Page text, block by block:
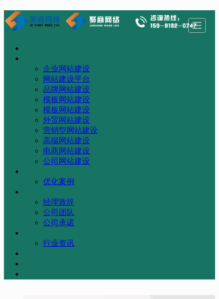
首页
公司相册 留言反馈
企业网站建设
网站建设平台
品牌网站建设
模板网站建设
模板网站建设
外贸网站建设
营销型网站建设
高端网站建设
电商网站建设
公司网站建设
优化案例
经理致辞
公司团队
公司承诺
行业资讯